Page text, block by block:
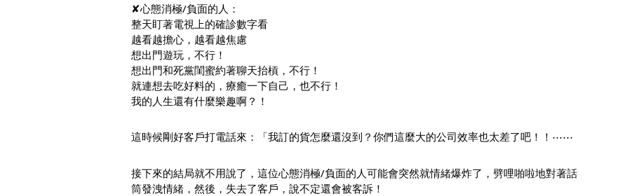
✘心態消極/負面的人：
整天盯著電視上的確診數字看
越看越擔心，越看越焦慮
想出門遊玩，不行！
想出門和死黨閨蜜約著聊天抬槓，不行！
就連想去吃好料的，療癒一下自己，也不行！
我的人生還有什麼樂趣啊？！
這時候剛好客戶打電話來：「我訂的貨怎麼還沒到？你們這麼大的公司效率也太差了吧！！⋯⋯
接下來的結局就不用說了，這位心態消極/負面的人可能會突然就情緒爆炸了，劈哩啪啦地對著話
筒發洩情緒，然後，失去了客戶，說不定還會被客訴！